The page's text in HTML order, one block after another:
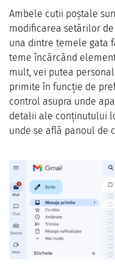
Ambele cutii poștale
modificarea setărilor
una dintre temele gata
teme încărcând
mult, vei putea
primite în funcție de
control asupra unde
detalii ale conținutului
unde se află panoul de